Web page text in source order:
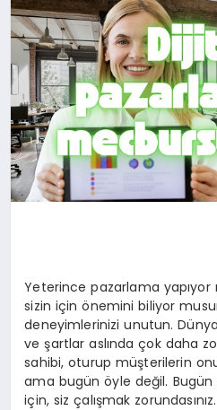
SPOR
TEKNOLOJI
YAŞAM
MALATYA HABERLERI
Yeterince pazarlama yapıyor
sizin için önemini biliyor
deneyimlerinizi unutun.
ve şartlar aslında çok daha
sahibi, oturup müşterilerin
ama bugün öyle değil. Bugün
için, siz çalışmak zorundasınız.